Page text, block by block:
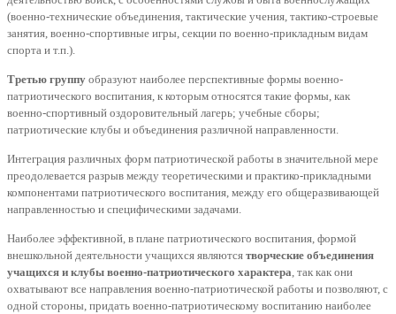
(военно-технические объединения, тактические учения, тактико-строевые
занятия, военно-спортивные игры, секции по военно-прикладным видам
спорта и т.п.).
Третью группу образуют наиболее перспективные формы военно-
патриотического воспитания, к которым относятся такие формы, как
военно-спортивный оздоровительный лагерь; учебные сборы;
патриотические клубы и объединения различной направленности.
Интеграция различных форм патриотической работы в значительной мере
преодолевается разрыв между теоретическими и практико-прикладными
компонентами патриотического воспитания, между его общеразвивающей
направленностью и специфическими задачами.
Наиболее эффективной, в плане патриотического воспитания, формой
внешкольной деятельности учащихся являются творческие объединения
учащихся и клубы военно-патриотического характера , так как они
охватывают все направления военно-патриотической работы и позволяют, с
одной стороны, придать военно-патриотическому воспитанию наиболее